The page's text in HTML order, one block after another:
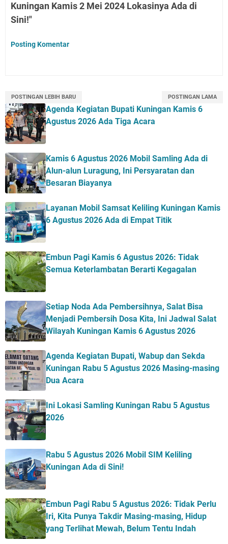
Kuningan Kamis 2 Mei 2024 Lokasinya Ada di
Sini!"
Posting Komentar
POSTINGAN LEBIH BARU POSTINGAN LAMA
Agenda Kegiatan Bupati Kuningan Kamis 6
Agustus 2026 Ada Tiga Acara
Kamis 6 Agustus 2026 Mobil Samling Ada di
Alun-alun Luragung, Ini Persyaratan dan
Besaran Biayanya
Layanan Mobil Samsat Keliling Kuningan Kamis
6 Agustus 2026 Ada di Empat Titik
Embun Pagi Kamis 6 Agustus 2026: Tidak
Semua Keterlambatan Berarti Kegagalan
Setiap Noda Ada Pembersihnya, Salat Bisa
Menjadi Pembersih Dosa Kita, Ini Jadwal Salat
Wilayah Kuningan Kamis 6 Agustus 2026
Agenda Kegiatan Bupati, Wabup dan Sekda
Kuningan Rabu 5 Agustus 2026 Masing-masing
Dua Acara
Ini Lokasi Samling Kuningan Rabu 5 Agustus
2026
Rabu 5 Agustus 2026 Mobil SIM Keliling
Kuningan Ada di Sini!
Embun Pagi Rabu 5 Agustus 2026: Tidak Perlu
Iri, Kita Punya Takdir Masing-masing, Hidup
yang Terlihat Mewah, Belum Tentu Indah